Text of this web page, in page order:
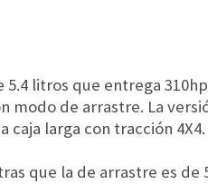
5.4 litros que entrega
modo de arrastre. La
caja larga con tracción 4X4.
que la de arrastre es de